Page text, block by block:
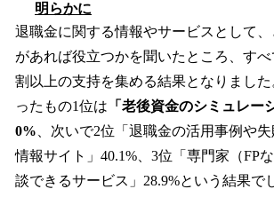
明らかに
退職金に関する情報やサービスとして
があれば役立つかを聞いたところ、す
割以上の支持を集める結果となりまし
ったもの1位は 「老後資金のシミュレー
0% 、次いで2位「退職金の活用事例や
情報サイト」40.1%、3位「専門家（FP
談できるサービス」28.9%という結果で